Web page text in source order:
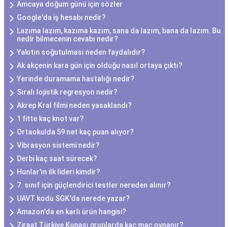
Amcaya doğum günü için sözler
Google'da iş hesabı nedir?
Lazıma lazım, kazıma kazım, sana da lazım, bana da lazım. Bu
nedir bilmecenin cevabı nedir?
Yakıtın soğutulması neden faydalıdır?
Ak akçenin kara gün için olduğu nasıl ortaya çıktı?
Yerinde duramama hastalığı nedir?
Sıralı lojistik regresyon nedir?
Akrep Kral filmi neden yasaklandı?
1 fitte kaç knot var?
Ortaokulda 59 net kaç puan alıyor?
Vibrasyon sistemi nedir?
Derbi kaç saat sürecek?
Hunlar'ın ilk lideri kimdir?
7. sınıf için güçlendirici testler nereden alınır?
UAVT kodu SGK'da nerede yazar?
Amazon'da en karlı ürün hangisi?
Ziraat Türkiye Kupası gruplarda kaç maç oynanır?